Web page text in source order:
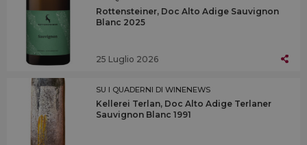
Rottensteiner, Doc Alto Adige Sauvignon
Blanc 2025
25 Luglio 2026
SU I QUADERNI DI WINENEWS
Kellerei Terlan, Doc Alto Adige Terlaner
Sauvignon Blanc 1991